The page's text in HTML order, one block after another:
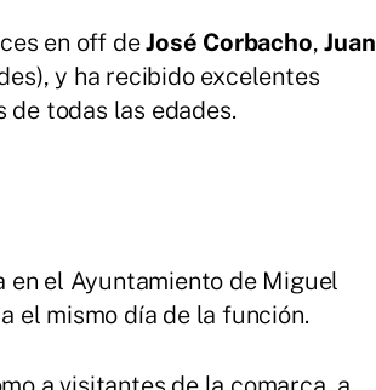
en off deJosé Corbacho,Juan
y ha recibido excelentes
todas las edades.
el Ayuntamiento de Miguel
el mismo día de la función.